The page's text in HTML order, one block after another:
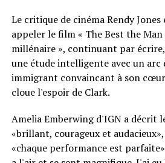
Le critique de cinéma Rendy Jones
appeler le film « The Best the
millénaire », continuant par
une étude intelligente avec un arc
immigrant convaincant à son
cloue l'espoir de Clark.
Amelia Emberwing d'IGN a décrit
«brillant, courageux et
«chaque performance est